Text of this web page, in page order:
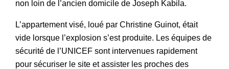
non loin de l’ancien domicile de Joseph Kabila.
L’appartement visé, loué par Christine Guinot, était
vide lorsque l’explosion s’est produite. Les équipes de
sécurité de l’UNICEF sont intervenues rapidement
pour sécuriser le site et assister les proches des